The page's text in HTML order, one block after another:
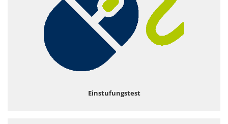
Einstufungstest